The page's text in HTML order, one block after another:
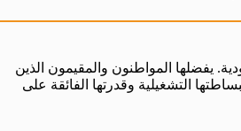
يفضلها المواطنون والمقيمون الذين
التشغيلية وقدرتها الفائقة على